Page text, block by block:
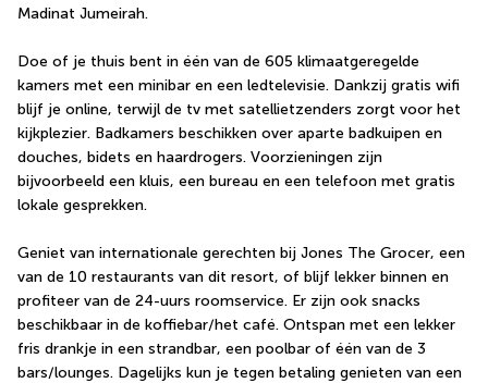
Madinat Jumeirah.
Doe of je thuis bent in één van de 605 klimaatgeregelde
kamers met een minibar en een ledtelevisie. Dankzij gratis wifi
blijf je online, terwijl de tv met satellietzenders zorgt voor het
kijkplezier. Badkamers beschikken over aparte badkuipen en
douches, bidets en haardrogers. Voorzieningen zijn
bijvoorbeeld een kluis, een bureau en een telefoon met gratis
lokale gesprekken.
Geniet van internationale gerechten bij Jones The Grocer, een
van de 10 restaurants van dit resort, of blijf lekker binnen en
profiteer van de 24-uurs roomservice. Er zijn ook snacks
beschikbaar in de koffiebar/het café. Ontspan met een lekker
fris drankje in een strandbar, een poolbar of één van de 3
bars/lounges. Dagelijks kun je tegen betaling genieten van een